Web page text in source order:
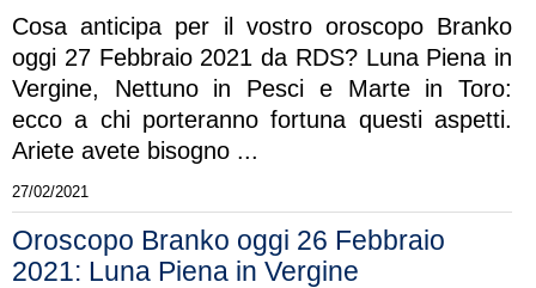
Cosa anticipa per il vostro oroscopo Branko
oggi 27 Febbraio 2021 da RDS? Luna Piena in
Vergine, Nettuno in Pesci e Marte in Toro:
ecco a chi porteranno fortuna questi aspetti.
Ariete avete bisogno ...
27/02/2021
Oroscopo Branko oggi 26 Febbraio
2021: Luna Piena in Vergine